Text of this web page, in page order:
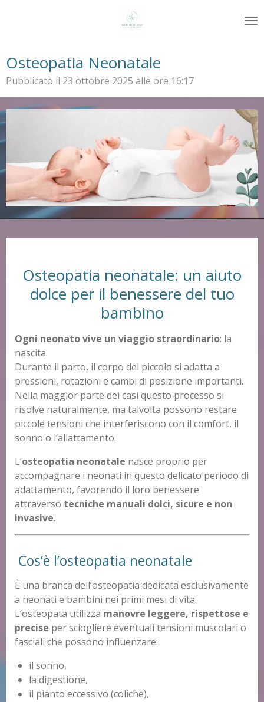
Osteopatia Neonatale
Pubblicato il 23 ottobre 2025 alle ore 16:17
Osteopatia neonatale: un aiuto
dolce per il benessere del tuo
bambino
Ogni neonato vive un viaggio straordinario: la
nascita.
Durante il parto, il corpo del piccolo si adatta a
pressioni, rotazioni e cambi di posizione importanti.
Nella maggior parte dei casi questo processo si
risolve naturalmente, ma talvolta possono restare
piccole tensioni che interferiscono con il comfort, il
sonno o l’allattamento.
L’osteopatia neonatale nasce proprio per
accompagnare i neonati in questo delicato periodo di
adattamento, favorendo il loro benessere
attraverso tecniche manuali dolci, sicure e non
invasive.
Cos’è l’osteopatia neonatale
È una branca dell’osteopatia dedicata esclusivamente
a neonati e bambini nei primi mesi di vita.
L’osteopata utilizza manovre leggere, rispettose e
precise per sciogliere eventuali tensioni muscolari o
fasciali che possono influenzare:
il sonno,
la digestione,
il pianto eccessivo (coliche),